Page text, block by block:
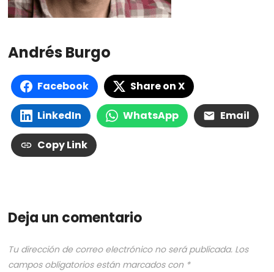
Andrés Burgo
Facebook Share on X
LinkedIn WhatsApp Email
Copy Link
Deja un comentario
Tu dirección de correo electrónico no será publicada. Los
campos obligatorios están marcados con *